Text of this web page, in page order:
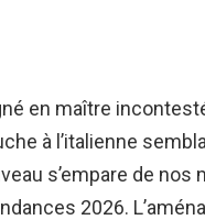
en maître
à l’italienne
s’empare de nos
2026.